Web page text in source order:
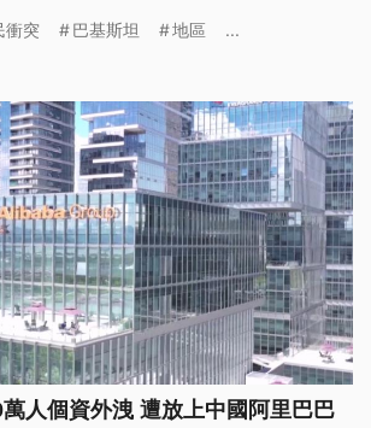
衝突 巴基斯坦 地區 ...
人個資外洩 遭放上中國阿里巴巴